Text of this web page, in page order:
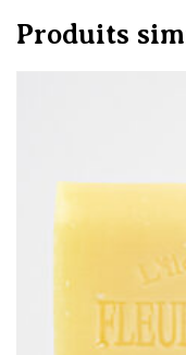
Produits